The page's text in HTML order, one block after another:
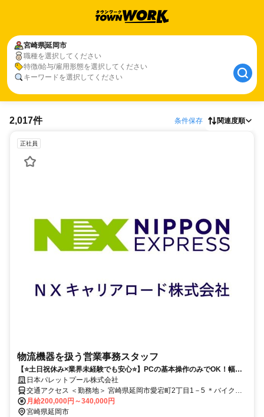
宮崎県延岡市
職種を選択してください
特徴/給与/雇用形態を選択してください
キーワードを選択してください
2,017件 条件保存 関連度順
正社員
物流機器を扱う営業事務スタッフ
【⭐️土日祝休み×業界未経験でも安心⭐️】PCの基本操作のみでOK！幅広
い年代のスタッフが活躍中！長期で安定して勤務したい方におススメ〇
日本パレットプール株式会社
交通アクセス ＜勤務地＞ 宮崎県延岡市愛宕町2丁目1－5 ＊バイク・
車通勤OK ＊駐車場完備 ＊交通費支給（規定）
月給200,000円～340,000円
宮崎県延岡市